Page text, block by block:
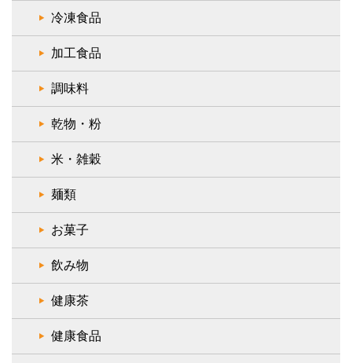
冷凍食品
加工食品
調味料
乾物・粉
米・雑穀
麺類
お菓子
飲み物
健康茶
健康食品